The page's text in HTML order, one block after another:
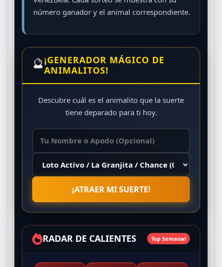
número ganador y el animal correspondiente.
🔮¡GENERADOR MÁGICO DE
ANIMALITOS!
Descubre cuál es el animalito que la suerte
tiene deparado para ti hoy.
¡ATRAER MI SUERTE!
RADAR DE CALIENTES Top Semanal